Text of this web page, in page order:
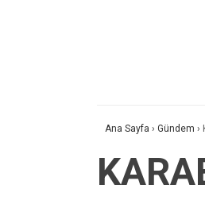
Ana Sayfa › Gündem ›